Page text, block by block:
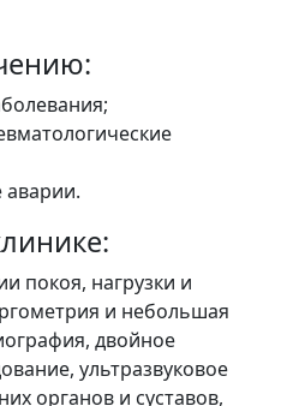
аварии.
покоя, нагрузки и
и небольшая
двойное
ультразвуковое
органов и суставов,